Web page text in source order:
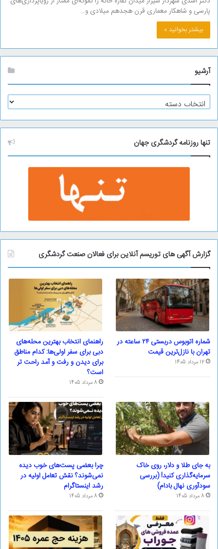
پارسی و شاهکار معماری قرن هجدهم میلادی و…
بیشتر بخوانید »
آرشیو
آ
ر
ش
ی
و
تنها روزنامه گردشگری جهان
گزارش آگهی های توریسم آنلاین برای فعالان صنعت گردشگری
شماره اتوبوس دربستی ۲۴ ساعته در
تهران با نازل‌ترین قیمت
12 مرداد 1405
راهنمای انتخاب بهترین محله‌های
دبی برای سفر اولی‌ها: کدام مناطق
برای دیدن و رفت و آمد راحت تر
است؟
8 مرداد 1405
به جای طلا و دلار، روی خاک
سرمایه‌گذاری کنید! (بررسی
سودآوری نهال بادام)
8 مرداد 1405
چرا بعضی پست‌های خوب دیده
نمی‌شوند؟ نقش تعامل اولیه در
رشد اینستاگرام
8 مرداد 1405